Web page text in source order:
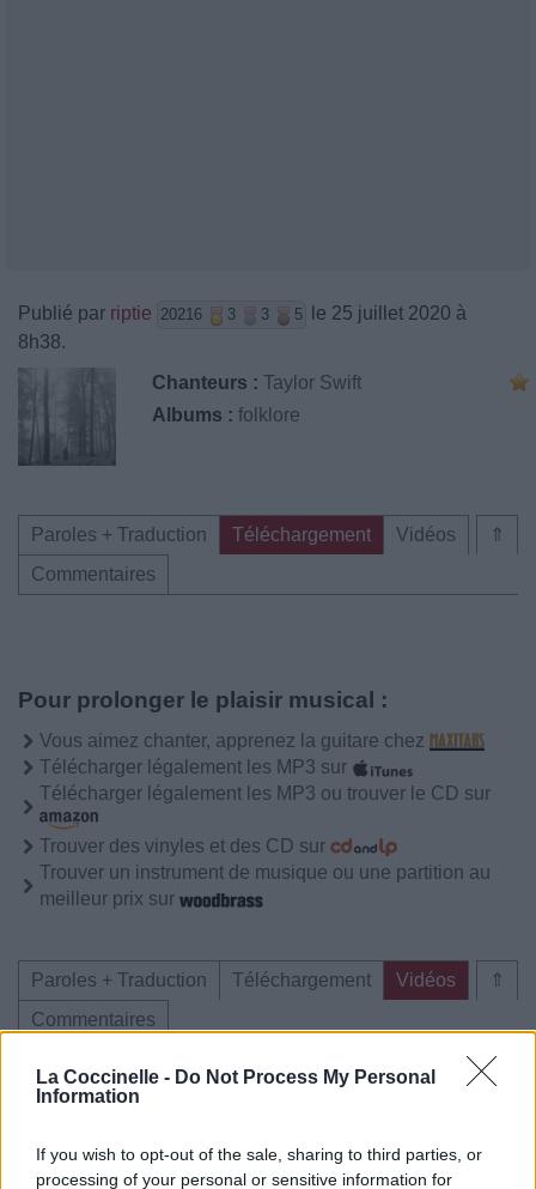
La Coccinelle - Do Not Process My Personal
Information
If you wish to opt-out of the sale, sharing to third parties, or
processing of your personal or sensitive information for
Publié par riptie 20216 3 3 5
le 25 juillet 2020 à
8h38.
Chanteurs : Taylor Swift
Albums : folklore
⇑
Paroles + Traduction Téléchargement
Vidéos
Commentaires
Pour prolonger le plaisir musical :
Vous aimez chanter, apprenez la guitare chez
Télécharger légalement les MP3 sur
Télécharger légalement les MP3 ou trouver le CD sur
Trouver des vinyles et des CD sur
Trouver un instrument de musique ou une partition au
meilleur prix sur
⇑
Paroles + Traduction Téléchargement
Vidéos
Commentaires
Voir la vidéo de «​epiphany»